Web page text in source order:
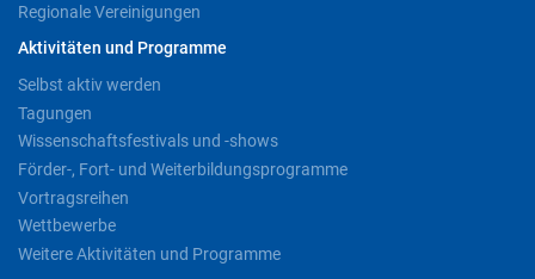
Regionale Vereinigungen
Aktivitäten und Programme
Selbst aktiv werden
Tagungen
Wissenschaftsfestivals und -shows
Förder-, Fort- und Weiterbildungsprogramme
Vortragsreihen
Wettbewerbe
Weitere Aktivitäten und Programme